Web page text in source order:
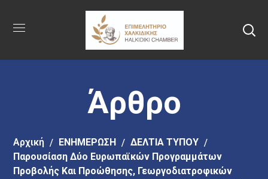
στο
περιεχόμενο
Άρθρο
Αρχική EΝΗΜΕΡΩΣΗ
ΔΕΛΤΙΑ ΤΥΠΟΥ
Παρουσίαση Δύο Ευρωπαϊκών Προγραμμάτων
Προβολής Και Προώθησης, Γεωργοδιατροφικών